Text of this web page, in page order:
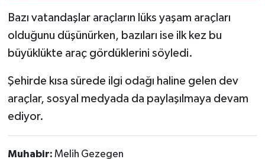
Bazı vatandaşlar araçların lüks yaşam araçları
olduğunu düşünürken, bazıları ise ilk kez bu
büyüklükte araç gördüklerini söyledi.
Şehirde kısa sürede ilgi odağı haline gelen dev
araçlar, sosyal medyada da paylaşılmaya devam
ediyor.
Muhabir: Melih Gezegen